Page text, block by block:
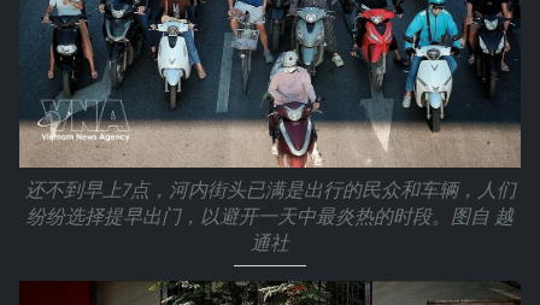
还不到早上7点，河内街头已满是出行的民众和车辆，人们
纷纷选择提早出门，以避开一天中最炎热的时段。图自 越
通社